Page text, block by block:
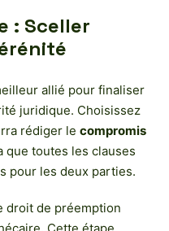
: Sceller
allié pour finaliser
juridique. Choisissez
rédiger le compromis
que toutes les clauses
pour les deux parties.
droit de préemption